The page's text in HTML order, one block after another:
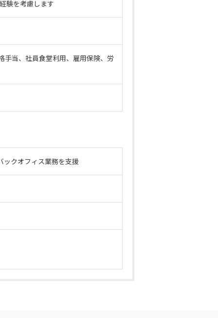
験を考慮します
手当、社員食堂利用、雇用保険、労
ックオフィス業務を支援